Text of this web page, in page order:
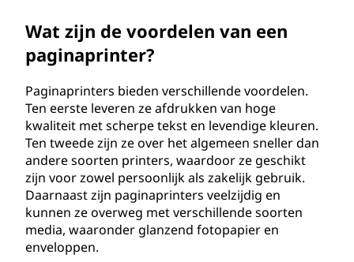
Wat zijn de voordelen van een
paginaprinter?
Paginaprinters bieden verschillende voordelen.
Ten eerste leveren ze afdrukken van hoge
kwaliteit met scherpe tekst en levendige kleuren.
Ten tweede zijn ze over het algemeen sneller dan
andere soorten printers, waardoor ze geschikt
zijn voor zowel persoonlijk als zakelijk gebruik.
Daarnaast zijn paginaprinters veelzijdig en
kunnen ze overweg met verschillende soorten
media, waaronder glanzend fotopapier en
enveloppen.